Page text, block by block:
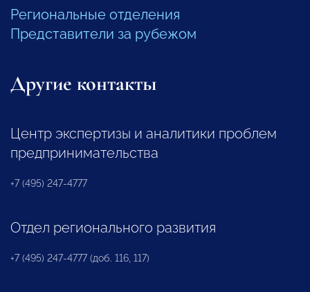
Региональные отделения
Представители за рубежом
Другие контакты
Центр экспертизы и аналитики проблем
предпринимательства
+7 (495) 247-4777
Отдел регионального развития
+7 (495) 247-4777 (доб. 116, 117)